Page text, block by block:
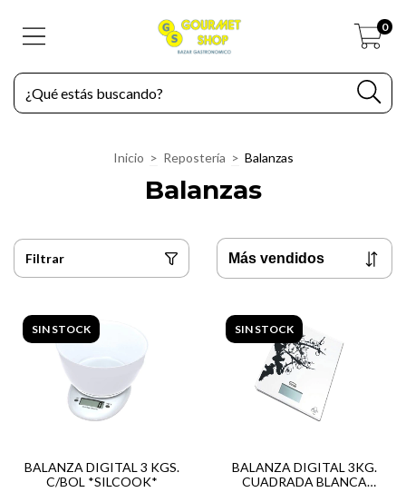
0
Inicio > Repostería > Balanzas
Balanzas
Filtrar
SIN STOCK
BALANZA DIGITAL 3 KGS.
C/BOL *SILCOOK*
SIN STOCK
BALANZA DIGITAL 3KG.
CUADRADA BLANCA